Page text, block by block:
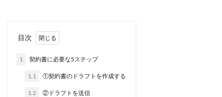
目次
1 契約書に必要な5ステップ
1.1 ①契約書のドラフトを作成する
1.2 ②ドラフトを送信